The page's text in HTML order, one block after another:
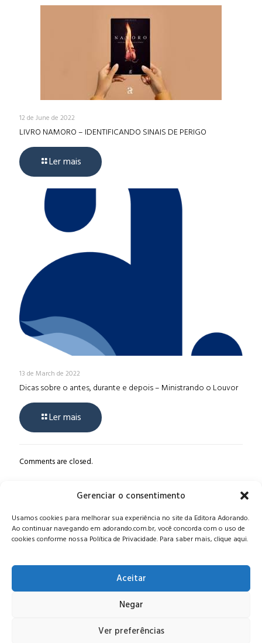
Gerenciar o consentimento
Usamos cookies para melhorar sua experiência no site da Editora Adorando.
Ao continuar navegando em adorando.com.br, você concorda com o uso de
cookies conforme nossa Política de Privacidade. Para saber mais, clique aqui.
Aceitar
Negar
Ver preferências
12 de June de 2022
LIVRO NAMORO – IDENTIFICANDO SINAIS DE PERIGO
Ler mais
13 de March de 2022
Dicas sobre o antes, durante e depois – Ministrando o Louvor
Ler mais
Comments are closed.
Alameda Oscar Niemeyer, 1033 – 7º Andar - Portaria 04, Vila da
Serra - Nova Lima/MG, CEP: 34006-065 - MG
CONTATO:editora@adorando.com.br
Consulte nossapolítica de privacidade